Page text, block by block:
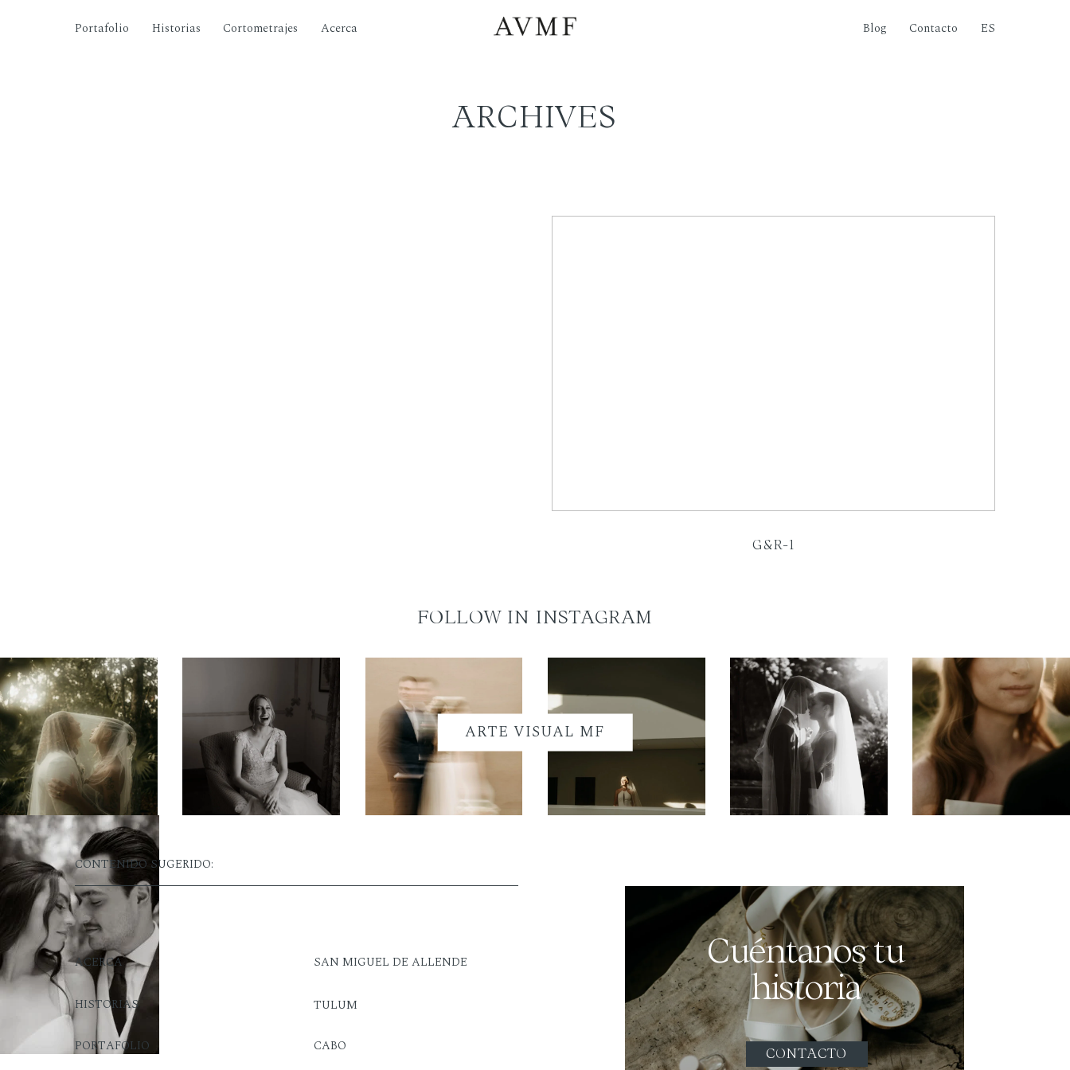
Portafolio Historias Cortometrajes Acerca Blog Contacto ES
ARCHIVES
G&R-1
FOLLOW IN INSTAGRAM
ARTE VISUAL MF
CONTENIDO SUGERIDO:
Cuéntanos tu
historia
ACERCA SAN MIGUEL DE ALLENDE
HISTORIAS TULUM
PORTAFOLIO CABO CONTACTO